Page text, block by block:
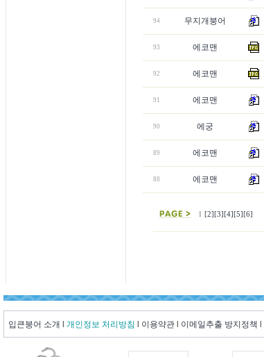
94 무지개붕어
93 에코맨
92 에코맨
91 에코맨
90 에궁
89 에코맨
88 에코맨
1 [2] [3] [4] [5] [6]
입큰붕어 소개 개인정보 처리방침 이용약관 이메일추출 방지정책